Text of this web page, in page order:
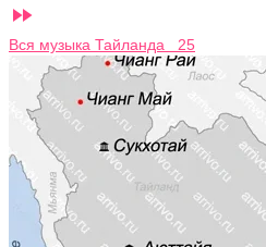

Вся музыка Тайланда 25